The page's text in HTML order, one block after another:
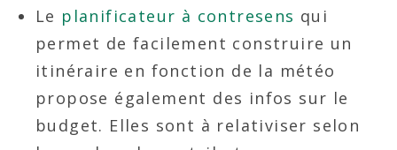
Le planificateur à contresens qui
permet de facilement construire un
itinéraire en fonction de la météo
propose également des infos sur le
budget. Elles sont à relativiser selon